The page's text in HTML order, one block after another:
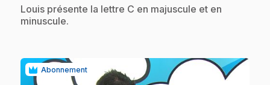
.Louis présente la lettre C en majuscule et en
minuscule.
Abonnement